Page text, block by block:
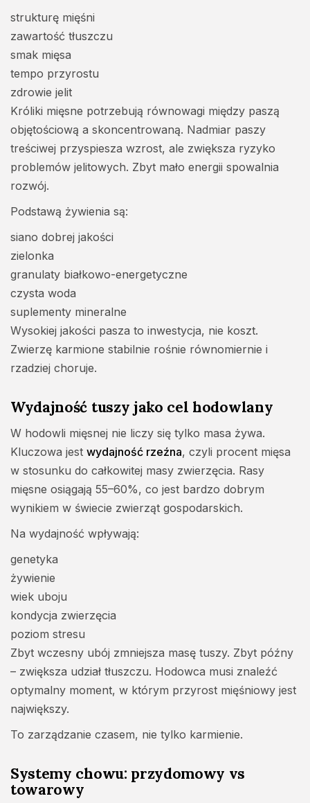
strukturę mięśni
zawartość tłuszczu
smak mięsa
tempo przyrostu
zdrowie jelit
Króliki mięsne potrzebują równowagi między paszą
objętościową a skoncentrowaną. Nadmiar paszy
treściwej przyspiesza wzrost, ale zwiększa ryzyko
problemów jelitowych. Zbyt mało energii spowalnia
rozwój.
Podstawą żywienia są:
siano dobrej jakości
zielonka
granulaty białkowo-energetyczne
czysta woda
suplementy mineralne
Wysokiej jakości pasza to inwestycja, nie koszt.
Zwierzę karmione stabilnie rośnie równomiernie i
rzadziej choruje.
Wydajność tuszy jako cel hodowlany
W hodowli mięsnej nie liczy się tylko masa żywa.
Kluczowa jest wydajność rzeźna, czyli procent mięsa
w stosunku do całkowitej masy zwierzęcia. Rasy
mięsne osiągają 55–60%, co jest bardzo dobrym
wynikiem w świecie zwierząt gospodarskich.
Na wydajność wpływają:
genetyka
żywienie
wiek uboju
kondycja zwierzęcia
poziom stresu
Zbyt wczesny ubój zmniejsza masę tuszy. Zbyt późny
– zwiększa udział tłuszczu. Hodowca musi znaleźć
optymalny moment, w którym przyrost mięśniowy jest
największy.
To zarządzanie czasem, nie tylko karmienie.
Systemy chowu: przydomowy vs
towarowy